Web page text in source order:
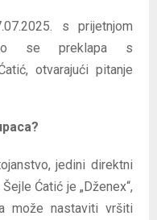
s prijetnjom
se preklapa s
otvarajući pitanje
jedini direktni
Ćatić je „Dženex“,
može nastaviti vršiti